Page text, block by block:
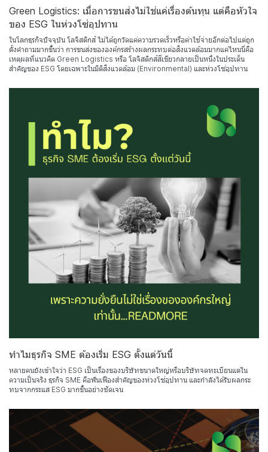
Green Logistics: เมื่อการขนส่งไม่ใช่แค่เรื่องต้นทุน แต่คือหัวใจ
ของ ESG ในห่วงโซ่อุปทาน
ในโลกธุรกิจปัจจุบัน โลจิสติกส์ ไม่ได้ถูกวัดแค่ความรวดเร็วหรือค่าใช้จ่ายอีกต่อไปแต่ถูก
ตั้งคำถามมากขึ้นว่า การขนส่งขององค์กรสร้างผลกระทบต่อสิ่งแวดล้อมมากแค่ไหนนี่คือ
เหตุผลที่แนวคิด Green Logistics หรือ โลจิสติกส์สีเขียวกลายเป็นหนึ่งในประเด็น
สำคัญของ ESG โดยเฉพาะในมิติสิ่งแวดล้อม (Environmental) และห่วงโซ่อุปทาน
ทำไมธุรกิจ SME ต้องเริ่ม ESG ตั้งแต่วันนี้
หลายคนยังเข้าใจว่า ESG เป็นเรื่องของบริษัทขนาดใหญ่หรือบริษัทจดทะเบียนแต่ใน
ความเป็นจริง ธุรกิจ SME คือฟันเฟืองสำคัญของห่วงโซ่อุปทาน และกำลังได้รับผลกระ
ทบจากกระแส ESG มากขึ้นอย่างชัดเจน